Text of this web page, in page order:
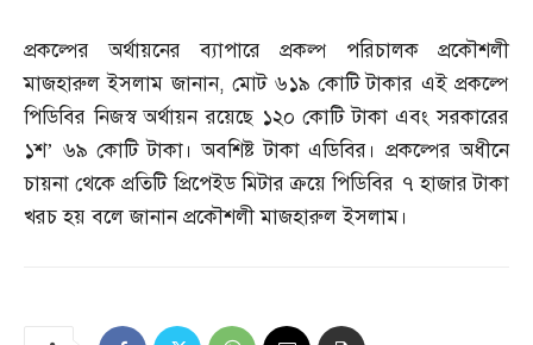
প্রকল্পের অর্থায়নের ব্যাপারে প্রকল্প পরিচালক প্রকৌশলী
মাজহারুল ইসলাম জানান,মোট ৬১৯ কোটি টাকার এই প্রকল্পে
পিডিবির নিজস্ব অর্থায়ন রয়েছে ১২০ কোটি টাকা এবং সরকারের
১শ’ ৬৯ কোটি টাকা। অবশিষ্ট টাকা এডিবির। প্রকল্পের অধীনে
চায়না থেকে প্রতিটি প্রিপেইড মিটার ক্রয়ে পিডিবির ৭ হাজার টাকা
খরচ হয় বলে জানান প্রকৌশলী মাজহারুল ইসলাম।